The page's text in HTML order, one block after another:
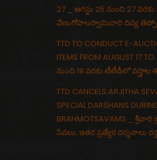
27 _ ఆగస్టు 25 నుంచి 27
వేణుగోపాలస్వామివారి దివ్య
TTD TO CONDUCT E-
ITEMS FROM AUGUST 17 TO
నుంచి 19 వరకు టీటీడీలో వస్త్రాల
TTD CANCELS ARJITHA
SPECIAL DARSHANS
BRAHMOTSAVAMS _
సేవలు, ఇతర ప్రత్యేక దర్శనాలు